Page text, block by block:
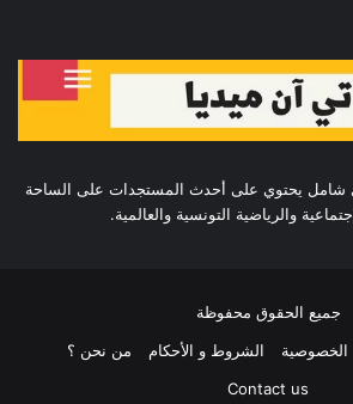
شامل يحتوي على أحدث المستجدات على الساحة
والرياضية التونسية والعالمية.
جميع الحقوق محفوظة
الشروط و الأحكام
من نحن ؟
Contact us